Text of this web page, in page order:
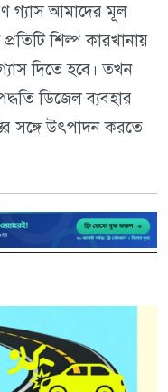
গ্যাস আমাদের মূল
শিল্প কারখানায়
দিতে হবে। তখন
ডিজেল ব্যবহার
সঙ্গে উৎপাদন করতে